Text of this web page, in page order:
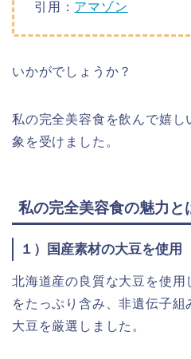
引用： アマゾン
いかがでしょうか？
私の完全美容食 を飲んで嬉し
象を受けました。
私の完全美容食の魅力と
１）国産素材の大豆を使用
北海道産の良質な大豆を使
をたっぷり含み、非遺伝子
大豆を厳選しました。